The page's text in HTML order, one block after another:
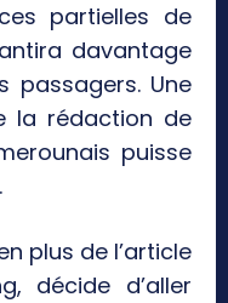
partielles de
davantage
passagers. Une
la rédaction de
puisse
plus de l’article
décide d’aller